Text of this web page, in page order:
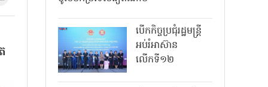
បើកកិច្ចប្រជុំរដ្ឋមន្ត្រី
អប់រំអាស៊ាន
លើកទី១២